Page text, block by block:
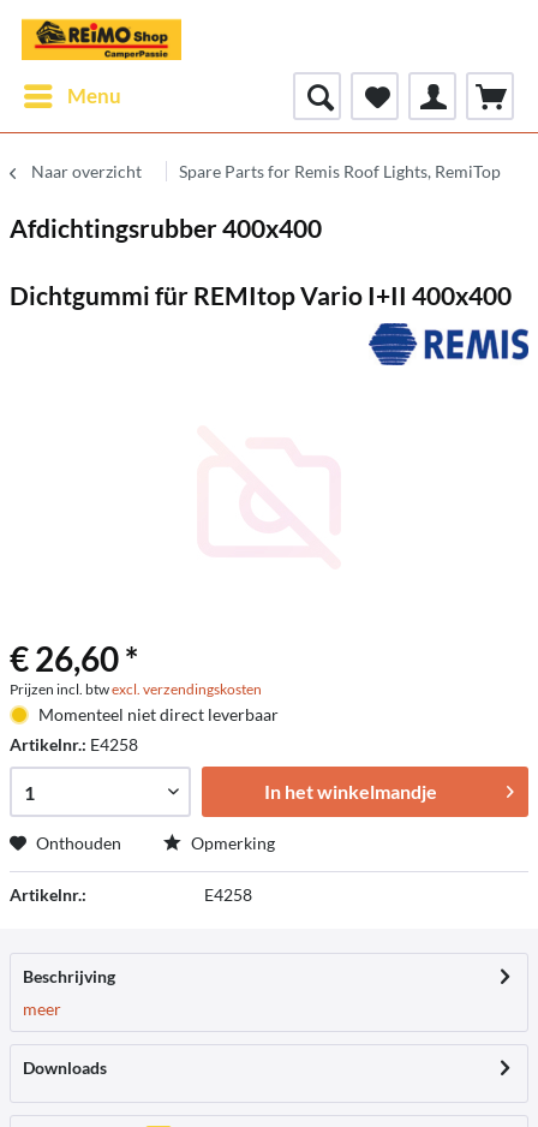
Menu
Naar overzicht Spare Parts for Remis Roof Lights, RemiTop
Afdichtingsrubber 400x400
Dichtgummi für REMItop Vario I+II 400x400
€ 26,60 *
Prijzen incl. btwexcl. verzendingskosten
Momenteel niet direct leverbaar
Artikelnr.: E4258
In het winkelmandje
Onthouden Opmerking
Artikelnr.: E4258
Beschrijving
meer
Downloads